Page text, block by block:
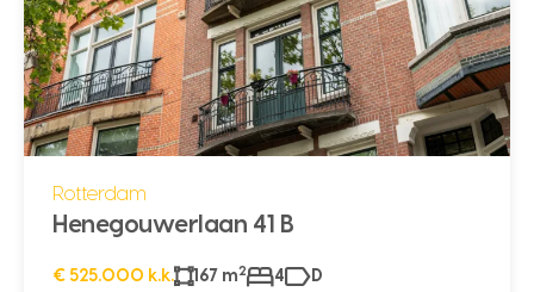
Rotterdam
Henegouwerlaan 41 B
€ 525.000 k.k. 167 m2 4 D